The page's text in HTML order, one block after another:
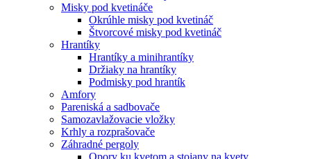
Misky pod kvetináče
Okrúhle misky pod kvetináč
Štvorcové misky pod kvetináč
Hrantíky
Hrantíky a minihrantíky
Držiaky na hrantíky
Podmisky pod hrantík
Amfory
Pareniská a sadbovače
Samozavlažovacie vložky
Krhly a rozprašovače
Záhradné pergoly
Opory ku kvetom a stojany na kvety